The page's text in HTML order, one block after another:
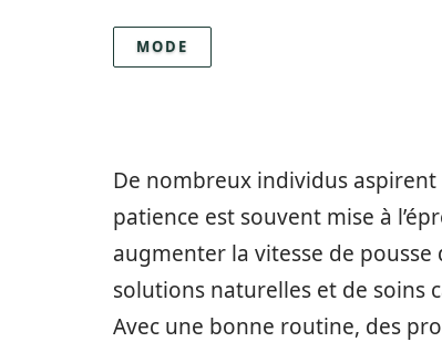
MODE
De nombreux individus
patience est souvent mise à
augmenter la vitesse de
solutions naturelles et de soins
Avec une bonne routine, des